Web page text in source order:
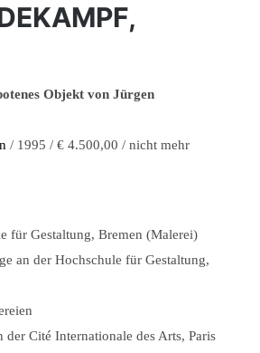
Objekt von Jürgen
/ 1995 / € 4.500,00 / nicht mehr
für Gestaltung, Bremen (Malerei)
an der Hochschule für Gestaltung,
der Cité Internationale des Arts, Paris